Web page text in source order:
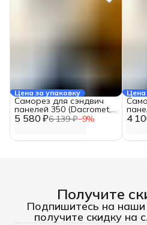
Цена за упаковку
5 580 ₽6 139 ₽−9%
Саморез для сэндвич
панелей 350 (Dacromet,
16 мм., 50 шт.)
Цена
4
16
Получите
Подпишитесь на наши
получите скидку на